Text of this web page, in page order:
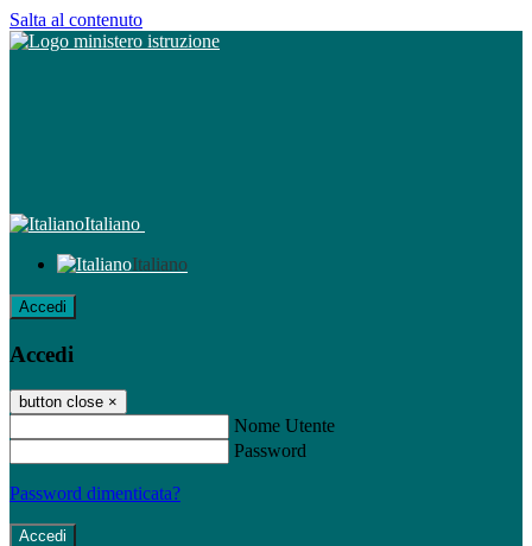
Salta al contenuto
Italiano
Italiano
Accedi
Accedi
button close ×
Nome Utente
Password
Password dimenticata?